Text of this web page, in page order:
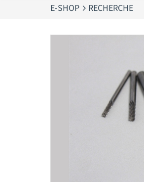
E-SHOP RECHERCHE